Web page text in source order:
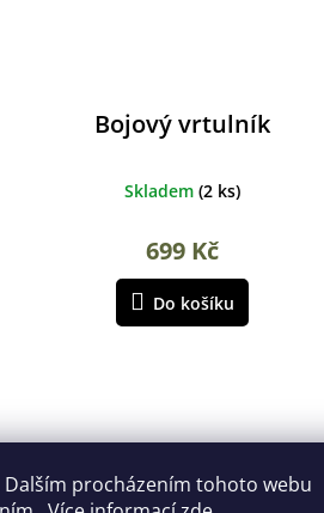
procházením tohoto webu
Bojový vrtulník
Skladem (2 ks)
699 Kč
Do košíku